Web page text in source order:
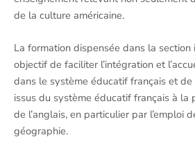
de la culture américaine.
La formation dispensée dans la
objectif de faciliter l’intégration et
dans le système éducatif français et
issus du système éducatif français à la
de l’anglais, en particulier par l’emploi
géographie.